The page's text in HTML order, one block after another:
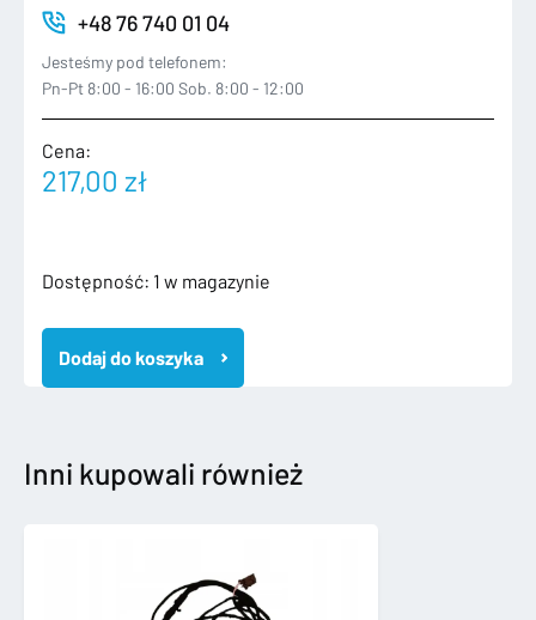
+48 76 740 01 04
Jesteśmy pod telefonem:
Pn-Pt 8:00 - 16:00 Sob. 8:00 - 12:00
Cena:
217,00 zł
Dostępność: 1 w magazynie
ilość
Q70
BELKA
WZMOCNIENIE
TYŁ
Dodaj do koszyka
Inni kupowali również